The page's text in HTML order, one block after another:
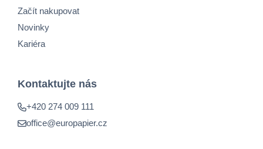
Začít nakupovat
Novinky
Kariéra
Kontaktujte nás
+420 274 009 111
office@europapier.cz